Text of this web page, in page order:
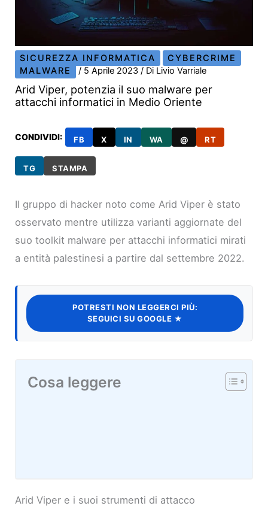
SICUREZZA INFORMATICA
CYBERCRIME
MALWARE
/ 5 Aprile 2023/ Di Livio Varriale
Arid Viper, potenzia il suo malware per
attacchi informatici in Medio Oriente
CONDIVIDI: FB X IN WA @ RT
TG STAMPA
Il gruppo di hacker noto come Arid Viper è stato
osservato mentre utilizza varianti aggiornate del
suo toolkit malware per attacchi informatici mirati
a entità palestinesi a partire dal settembre 2022.
POTRESTI NON LEGGERCI PIÙ:
SEGUICI SU GOOGLE ★
Cosa leggere
Arid Viper e i suoi strumenti di attacco